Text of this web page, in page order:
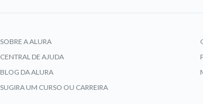
SOBRE A ALURA
CENTRAL DE AJUDA
BLOG DA ALURA
SUGIRA UM CURSO OU CARREIRA